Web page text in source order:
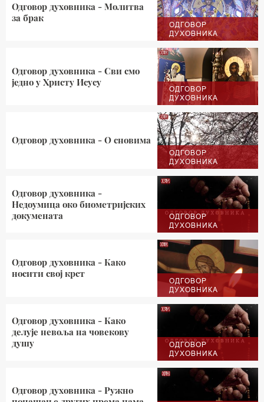
ОДГОВОР
ДУХОВНИКА
Одговор духовника - Молитва
за брак
ОДГОВОР
ДУХОВНИКА
Одговор духовника - Сви смо
једно у Христу Исусу
ОДГОВОР
ДУХОВНИКА
Одговор духовника - О сновима
ОДГОВОР
ДУХОВНИКА
Одговор духовника -
Недоумица око биометријских
докумената
ОДГОВОР
ДУХОВНИКА
Одговор духовника - Како
носити свој крст
ОДГОВОР
ДУХОВНИКА
Одговор духовника - Како
делује невоља на човекову
душу
Одговор духовника - Ружно